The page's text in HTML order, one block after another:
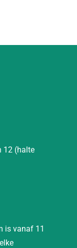
12 (halte
is vanaf 11